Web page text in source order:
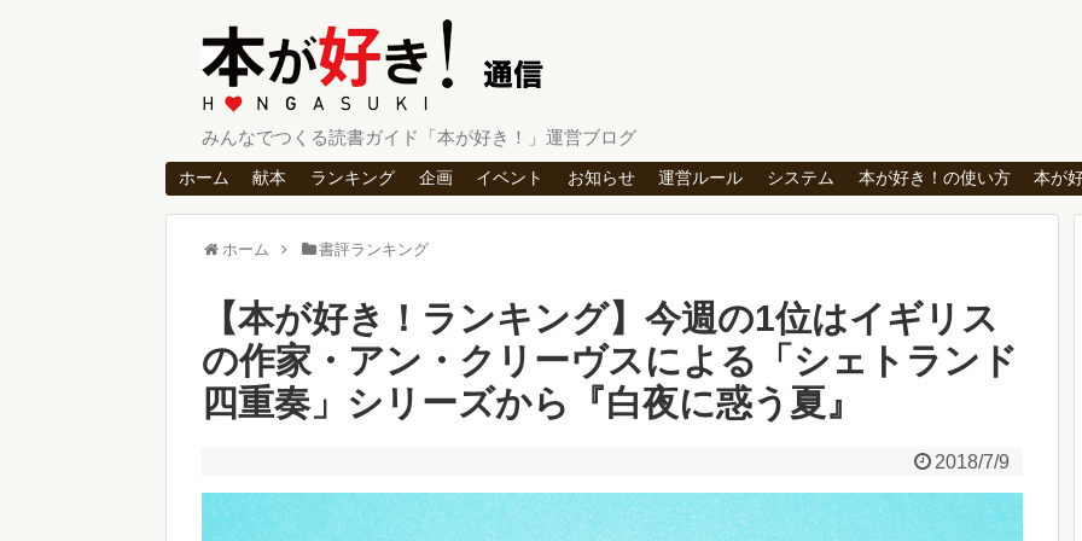
みんなでつくる読書ガイド「本が好き！」運営ブログ
ホーム 献本 ランキング 企画 イベント お知らせ 運営ルール システム 本が好き！の使い方 本が
ホーム 書評ランキング
【本が好き！ランキング】今週の1位はイギリス
の作家・アン・クリーヴスによる「シェトランド
四重奏」シリーズから『白夜に惑う夏』
2018/7/9